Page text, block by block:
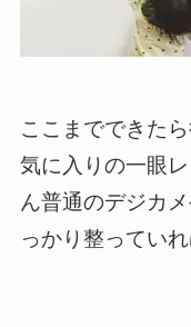
ここまでできた
気に入りの一眼
ん普通のデジカ
っかり整ってい